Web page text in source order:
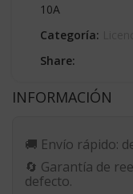
10A
Categoría:
Share:
INFORMACIÓN
🚚 Envío rápido:
🔄 Garantía de
defecto.